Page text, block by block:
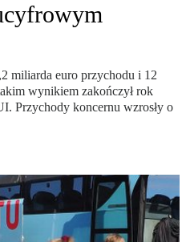
miliarda euro przychodu i 12
wynikiem zakończył rok
Przychody koncernu wzrosły o